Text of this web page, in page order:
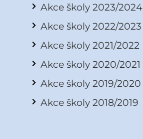
Akce školy 2023/2024
Akce školy 2022/2023
Akce školy 2021/2022
Akce školy 2020/2021
Akce školy 2019/2020
Akce školy 2018/2019